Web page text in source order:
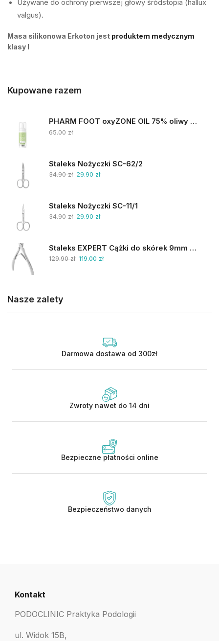
Używane do ochrony pierwszej głowy śródstopia (hallux
valgus).
Masa silikonowa Erkoton jest produktem medycznym
klasy I
Kupowane razem
PHARM FOOT oxyZONE OIL 75% oliwy ozonowanej i smocza krew 15ml
65.00 zł
Staleks Nożyczki SC-62/2
34.90zł 29.90 zł
Staleks Nożyczki SC-11/1
34.90zł 29.90 zł
Staleks EXPERT Cążki do skórek 9mm NE-90-9
129.90zł 119.00 zł
Nasze zalety
Darmowa dostawa od 300zł
Zwroty nawet do 14 dni
Bezpieczne płatności online
Bezpieczeństwo danych
Kontakt
PODOCLINIC Praktyka Podologii
ul. Widok 15B,